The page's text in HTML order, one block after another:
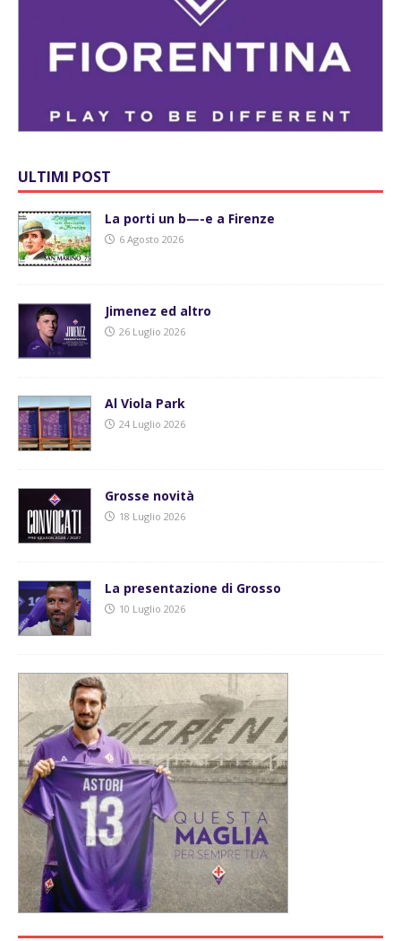
ULTIMI POST
La porti un b—-e a Firenze
6 Agosto 2026
Jimenez ed altro
26 Luglio 2026
Al Viola Park
24 Luglio 2026
Grosse novità
18 Luglio 2026
La presentazione di Grosso
10 Luglio 2026